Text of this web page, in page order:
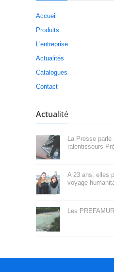
Accueil
Produits
L'entreprise
Actualités
Catalogues
Contact
Actualité
La Presse
ralentisseurs
A 23 ans, elles
voyage
Les